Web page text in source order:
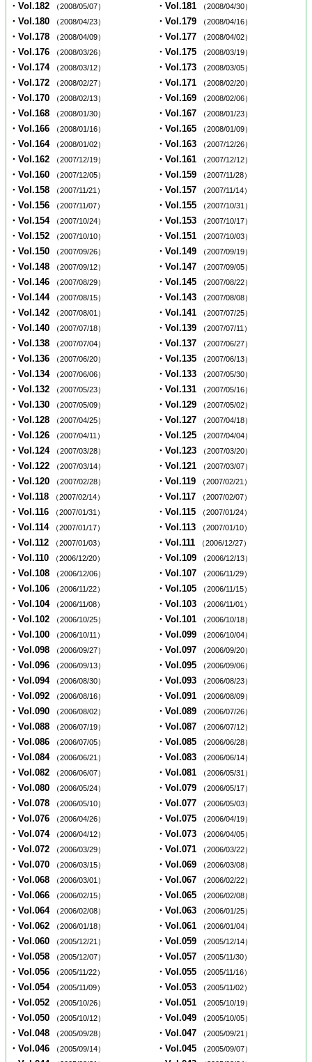
・Vol.182 （2008/05/07） ・Vol.181 （2008/04/30）
・Vol.180 （2008/04/23） ・Vol.179 （2008/04/16）
・Vol.178 （2008/04/09） ・Vol.177 （2008/04/02）
・Vol.176 （2008/03/26） ・Vol.175 （2008/03/19）
・Vol.174 （2008/03/12） ・Vol.173 （2008/03/05）
・Vol.172 （2008/02/27） ・Vol.171 （2008/02/20）
・Vol.170 （2008/02/13） ・Vol.169 （2008/02/06）
・Vol.168 （2008/01/30） ・Vol.167 （2008/01/23）
・Vol.166 （2008/01/16） ・Vol.165 （2008/01/09）
・Vol.164 （2008/01/02） ・Vol.163 （2007/12/26）
・Vol.162 （2007/12/19） ・Vol.161 （2007/12/12）
・Vol.160 （2007/12/05） ・Vol.159 （2007/11/28）
・Vol.158 （2007/11/21） ・Vol.157 （2007/11/14）
・Vol.156 （2007/11/07） ・Vol.155 （2007/10/31）
・Vol.154 （2007/10/24） ・Vol.153 （2007/10/17）
・Vol.152 （2007/10/10） ・Vol.151 （2007/10/03）
・Vol.150 （2007/09/26） ・Vol.149 （2007/09/19）
・Vol.148 （2007/09/12） ・Vol.147 （2007/09/05）
・Vol.146 （2007/08/29） ・Vol.145 （2007/08/22）
・Vol.144 （2007/08/15） ・Vol.143 （2007/08/08）
・Vol.142 （2007/08/01） ・Vol.141 （2007/07/25）
・Vol.140 （2007/07/18） ・Vol.139 （2007/07/11）
・Vol.138 （2007/07/04） ・Vol.137 （2007/06/27）
・Vol.136 （2007/06/20） ・Vol.135 （2007/06/13）
・Vol.134 （2007/06/06） ・Vol.133 （2007/05/30）
・Vol.132 （2007/05/23） ・Vol.131 （2007/05/16）
・Vol.130 （2007/05/09） ・Vol.129 （2007/05/02）
・Vol.128 （2007/04/25） ・Vol.127 （2007/04/18）
・Vol.126 （2007/04/11） ・Vol.125 （2007/04/04）
・Vol.124 （2007/03/28） ・Vol.123 （2007/03/20）
・Vol.122 （2007/03/14） ・Vol.121 （2007/03/07）
・Vol.120 （2007/02/28） ・Vol.119 （2007/02/21）
・Vol.118 （2007/02/14） ・Vol.117 （2007/02/07）
・Vol.116 （2007/01/31） ・Vol.115 （2007/01/24）
・Vol.114 （2007/01/17） ・Vol.113 （2007/01/10）
・Vol.112 （2007/01/03） ・Vol.111 （2006/12/27）
・Vol.110 （2006/12/20） ・Vol.109 （2006/12/13）
・Vol.108 （2006/12/06） ・Vol.107 （2006/11/29）
・Vol.106 （2006/11/22） ・Vol.105 （2006/11/15）
・Vol.104 （2006/11/08） ・Vol.103 （2006/11/01）
・Vol.102 （2006/10/25） ・Vol.101 （2006/10/18）
・Vol.100 （2006/10/11） ・Vol.099 （2006/10/04）
・Vol.098 （2006/09/27） ・Vol.097 （2006/09/20）
・Vol.096 （2006/09/13） ・Vol.095 （2006/09/06）
・Vol.094 （2006/08/30） ・Vol.093 （2006/08/23）
・Vol.092 （2006/08/16） ・Vol.091 （2006/08/09）
・Vol.090 （2006/08/02） ・Vol.089 （2006/07/26）
・Vol.088 （2006/07/19） ・Vol.087 （2006/07/12）
・Vol.086 （2006/07/05） ・Vol.085 （2006/06/28）
・Vol.084 （2006/06/21） ・Vol.083 （2006/06/14）
・Vol.082 （2006/06/07） ・Vol.081 （2006/05/31）
・Vol.080 （2006/05/24） ・Vol.079 （2006/05/17）
・Vol.078 （2006/05/10） ・Vol.077 （2006/05/03）
・Vol.076 （2006/04/26） ・Vol.075 （2006/04/19）
・Vol.074 （2006/04/12） ・Vol.073 （2006/04/05）
・Vol.072 （2006/03/29） ・Vol.071 （2006/03/22）
・Vol.070 （2006/03/15） ・Vol.069 （2006/03/08）
・Vol.068 （2006/03/01） ・Vol.067 （2006/02/22）
・Vol.066 （2006/02/15） ・Vol.065 （2006/02/08）
・Vol.064 （2006/02/08） ・Vol.063 （2006/01/25）
・Vol.062 （2006/01/18） ・Vol.061 （2006/01/04）
・Vol.060 （2005/12/21） ・Vol.059 （2005/12/14）
・Vol.058 （2005/12/07） ・Vol.057 （2005/11/30）
・Vol.056 （2005/11/22） ・Vol.055 （2005/11/16）
・Vol.054 （2005/11/09） ・Vol.053 （2005/11/02）
・Vol.052 （2005/10/26） ・Vol.051 （2005/10/19）
・Vol.050 （2005/10/12） ・Vol.049 （2005/10/05）
・Vol.048 （2005/09/28） ・Vol.047 （2005/09/21）
・Vol.046 （2005/09/14） ・Vol.045 （2005/09/07）